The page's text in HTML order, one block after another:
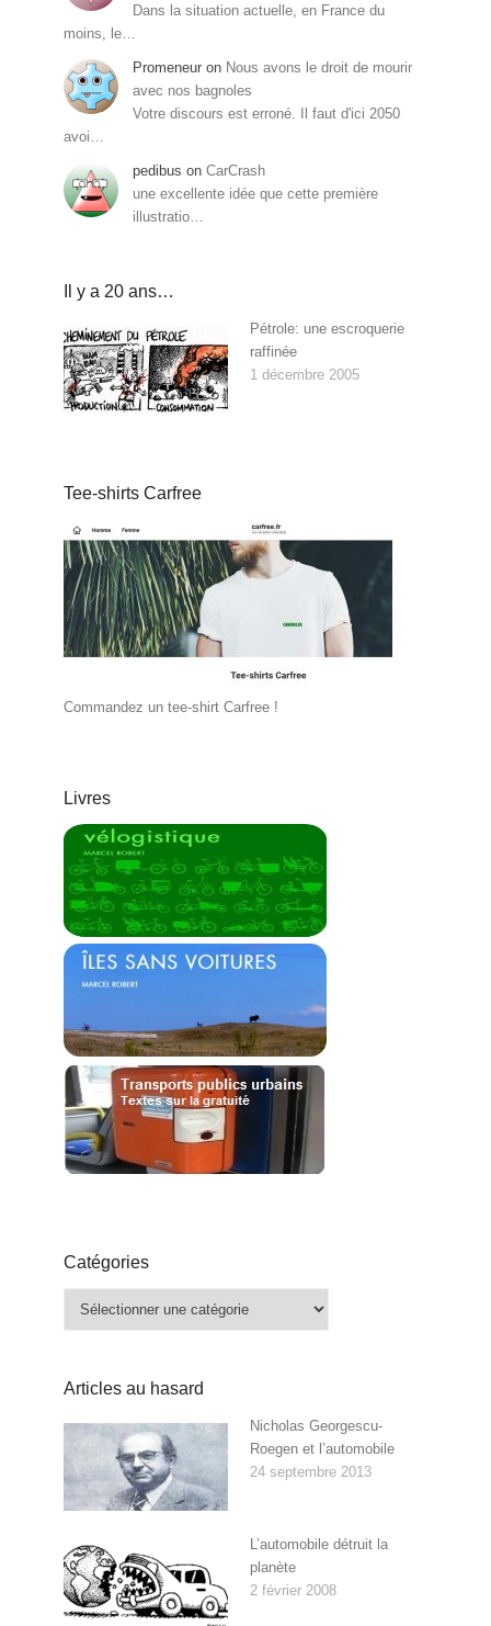
Dans la situation actuelle, en France du
moins, le…
Promeneur on Nous avons le droit de mourir
avec nos bagnoles
Votre discours est erroné. Il faut d'ici 2050
avoi…
pedibus on CarCrash
une excellente idée que cette première
illustratio…
Il y a 20 ans…
Pétrole: une escroquerie
raffinée
1 décembre 2005
Tee-shirts Carfree
Commandez un tee-shirt Carfree !
Livres
Catégories
Articles au hasard
Nicholas Georgescu-
Roegen et l’automobile
24 septembre 2013
L’automobile détruit la
planète
2 février 2008